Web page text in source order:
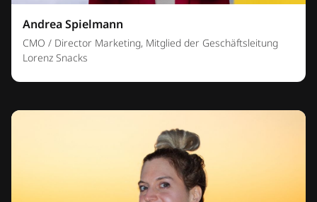
Andrea Spielmann
CMO / Director Marketing, Mitglied der Geschäftsleitung
Lorenz Snacks